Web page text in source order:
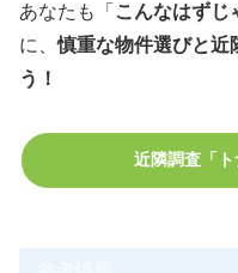
あなたも「 こんなはず
に、慎重な物件選びと近
う！
近隣調査「